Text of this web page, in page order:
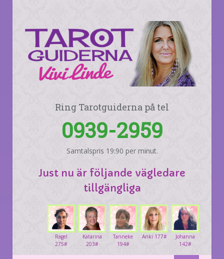
Ring Tarotguiderna på tel
0939-2959
Samtalspris 19:90 per minut.
Just nu är följande vägledare
tillgängliga
Johanna
142#
Anki 177#
Tanneke
194#
Katarina
203#
Ragel
275#